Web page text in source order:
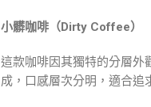
小髒咖啡（Dirty Coffee）
這款咖啡因其獨特的分層外
成，口感層次分明，適合追